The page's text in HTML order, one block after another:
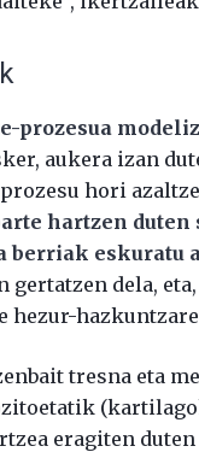
prozesua
aukera izan
hori
hartzen
berriak eskuratu
dela,
tresna eta
eragiten